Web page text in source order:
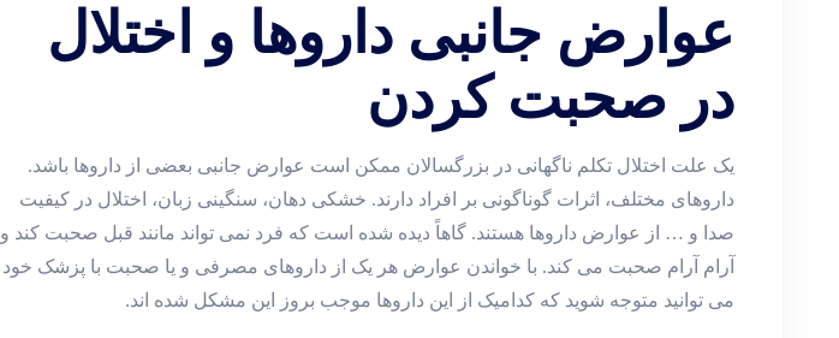
عوارض جانبی داروها و اختلال
در صحبت کردن
یک علت اختلال تکلم ناگهانی در بزرگسالان ممکن است عوارض جانبی بعضی از داروها باشد.
داروهای مختلف، اثرات گوناگونی بر افراد دارند. خشکی دهان، سنگینی زبان، اختلال در کیفیت
صدا و … از عوارض داروها هستند. گاهاً دیده شده است که فرد نمی تواند مانند قبل صحبت کند و
آرام آرام صحبت می کند. با خواندن عوارض هر یک از داروهای مصرفی و یا صحبت با پزشک خود
می توانید متوجه شوید که کدامیک از این داروها موجب بروز این مشکل شده اند.